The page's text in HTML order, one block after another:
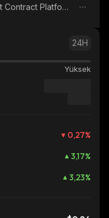
Smart Contract Platform
24H
Yüksek
0,27%
3,17%
3,23%